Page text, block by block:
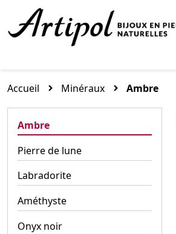
Accueil Minéraux Ambre
Ambre
Pierre de lune
Labradorite
Améthyste
Onyx noir